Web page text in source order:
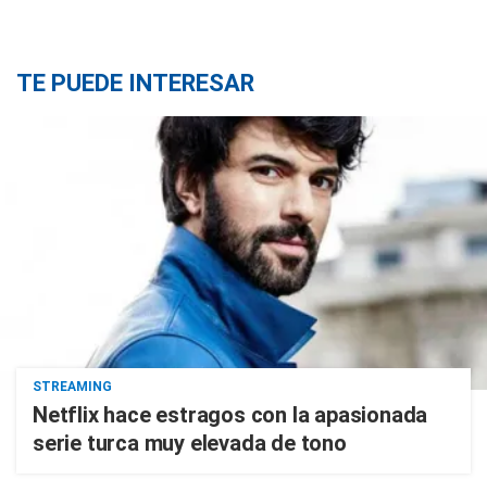
TE PUEDE INTERESAR
STREAMING
Netflix hace estragos con la apasionada
serie turca muy elevada de tono